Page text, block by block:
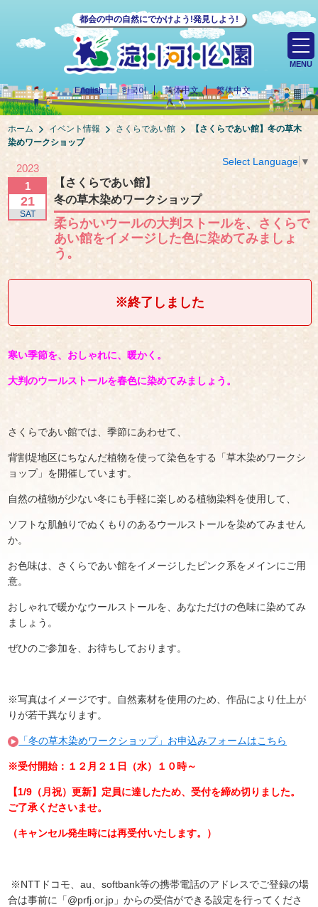
都会の中の自然にでかけよう!発見しよう!
English 한국어 简体中文 繁体中文
MENU
ホーム イベント情報 さくらであい館 【さくらであい館】冬の草木
染めワークショップ
Select Language ▼
2023
1
21
SAT
【さくらであい館】
冬の草木染めワークショップ
柔らかいウールの大判ストールを、さくらで
あい館をイメージした色に染めてみましょ
う。
※終了しました
寒い季節を、おしゃれに、暖かく。
大判のウールストールを春色に染めてみましょう。
さくらであい館では、季節にあわせて、
背割堤地区にちなんだ植物を使って染色をする「草木染めワークシ
ョップ」を開催しています。
自然の植物が少ない冬にも手軽に楽しめる植物染料を使用して、
ソフトな肌触りでぬくもりのあるウールストールを染めてみません
か。
お色味は、さくらであい館をイメージしたピンク系をメインにご用
意。
おしゃれで暖かなウールストールを、あなただけの色味に染めてみ
ましょう。
ぜひのご参加を、お待ちしております。
※写真はイメージです。自然素材を使用のため、作品により仕上が
りが若干異なります。
「冬の草木染めワークショップ」お申込みフォームはこちら
※受付開始：１２月２１日（水）１０時～
【1/9（月祝）更新】定員に達したため、受付を締め切りました。
ご了承くださいませ。
（キャンセル発生時には再受付いたします。）
※NTTドコモ、au、softbank等の携帯電話のアドレスでご登録の場
合は事前に「@prfj.or.jp」からの受信ができる設定を行ってくださ